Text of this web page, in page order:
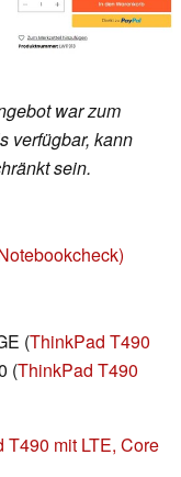
war zum
verfügbar, kann
sein.
(ThinkPad T490
(ThinkPad T490
mit LTE, Core